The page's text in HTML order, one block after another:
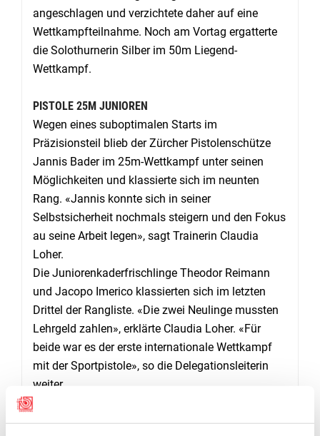
angeschlagen und verzichtete daher auf eine
Wettkampfteilnahme. Noch am Vortag ergatterte
die Solothurnerin Silber im 50m Liegend-
Wettkampf.
PISTOLE 25M JUNIOREN
Wegen eines suboptimalen Starts im
Präzisionsteil blieb der Zürcher Pistolenschütze
Jannis Bader im 25m-Wettkampf unter seinen
Möglichkeiten und klassierte sich im neunten
Rang. «Jannis konnte sich in seiner
Selbstsicherheit nochmals steigern und den Fokus
au seine Arbeit legen», sagt Trainerin Claudia
Loher.
Die Juniorenkaderfrischlinge Theodor Reimann
und Jacopo Imerico klassierten sich im letzten
Drittel der Rangliste. «Die zwei Neulinge mussten
Lehrgeld zahlen», erklärte Claudia Loher. «Für
beide war es der erste internationale Wettkampf
mit der Sportpistole», so die Delegationsleiterin
weiter.
Shooting Hopes äusserst erfolgreich. Die